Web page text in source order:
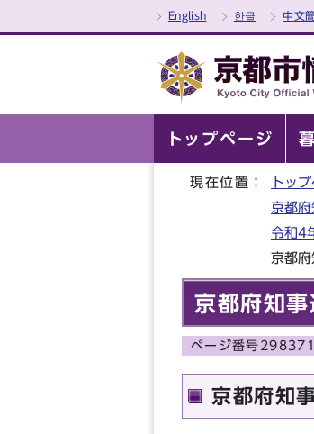
English 한글 中文
トップページ
現在位置： トッ
京都
令和4
京都
京都府知
ページ番号298371
京都府知